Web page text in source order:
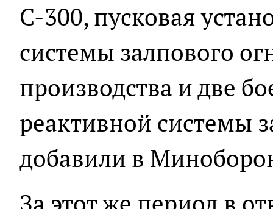
С-300, пусковая
системы залпового
производства и две
реактивной системы
добавили в